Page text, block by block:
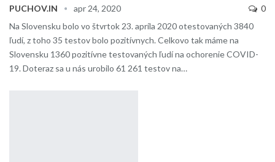
PUCHOV.IN apr 24, 2020
0
Na Slovensku bolo vo štvrtok 23. apríla 2020 otestovaných 3840
ľudí, z toho 35 testov bolo pozitívnych. Celkovo tak máme na
Slovensku 1360 pozitívne testovaných ľudí na ochorenie COVID-
19. Doteraz sa u nás urobilo 61 261 testov na…